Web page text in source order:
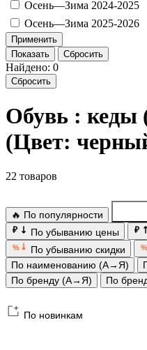
Осень—Зи­ма 2024-2025
Осень—Зи­ма 2025-2026
Показать Сбросить
Найдено: 0
Сбросить
Обувь : кеды
(Цвет:
22 товаров
🔥 По популярности
₽ По убыванию цены ₽
% По убыванию скидки %
По наименованию (А→Я)
По бренду (А→Я)
По
По новинкам